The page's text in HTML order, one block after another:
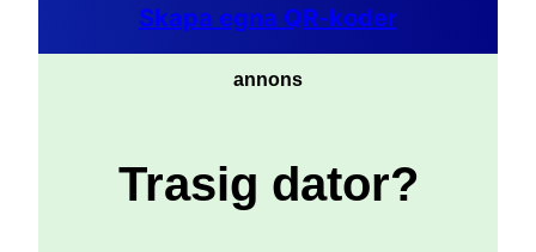
Skapa egna QR-koder
annons
Trasig dator?